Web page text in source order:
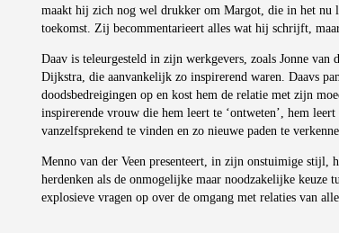
maakt hij zich nog wel drukker om Margot, die in het nu
toekomst. Zij becommentarieert alles wat hij schrijft,
Daav is teleurgesteld in zijn werkgevers, zoals Jonne van
Dijkstra, die aanvankelijk zo inspirerend waren. Daavs
doodsbedreigingen op en kost hem de relatie met zijn
inspirerende vrouw die hem leert te ‘ontweten’, hem
vanzelfsprekend te vinden en zo nieuwe paden te
Menno van der Veen presenteert, in zijn onstuimige stijl,
herdenken als de onmogelijke maar noodzakelijke keuze
explosieve vragen op over de omgang met relaties van